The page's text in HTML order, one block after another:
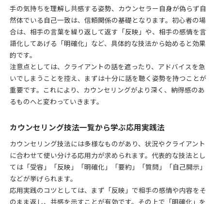
手の気持ちを理解し共感する姿勢、カウンセラー自身が偽らず自
然体でいる自己一致は、信頼関係の基礎となります。初心者の場
合は、相手の言葉を繰り返して返す「反映」や、相手の感情を言
語化してあげる「明確化」など、具体的な技法から始めると効果
的です。
注意点としては、クライアントの話を遮ったり、アドバイスを急
いでしまうことを控え、まずは十分に話を聴く姿勢を持つことが
重要です。これにより、カウンセリングがより深く、納得感のあ
るものへと変わっていきます。
カウンセリング技法一覧から学ぶ応用実践法
カウンセリング技法には多様なものがあり、状況やクライアント
に合わせて使い分ける応用力が求められます。代表的な技法とし
ては「受容」「反映」「明確化」「要約」「質問」「自己開示」
などが挙げられます。
応用実践のコツとしては、まず「反映」で相手の感情や内容をそ
のまま返し、共感を示すことが有効です。その上で「明確化」を